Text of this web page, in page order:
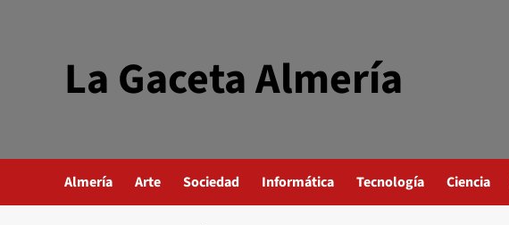
La Gaceta Almería
Almería Arte Sociedad Informática Tecnología Ciencia